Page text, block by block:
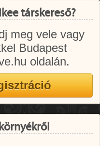
társkereső?
meg vele vagy
Budapest
oldalán.